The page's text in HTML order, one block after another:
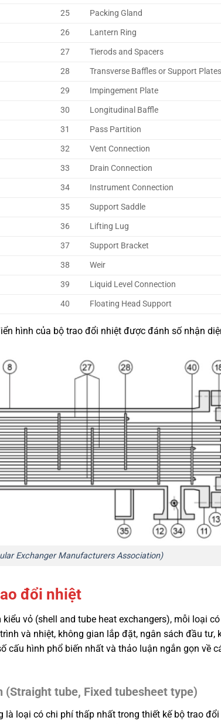
25
Packing Gland
26
Lantern Ring
27
Tierods and Spacers
28
Transverse Baffles or Support Plates
29
Impingement Plate
30
Longitudinal Baffle
31
Pass Partition
32
Vent Connection
33
Drain Connection
34
Instrument Connection
35
Support Saddle
36
Lifting Lug
37
Support Bracket
38
Weir
39
Liquid Level Connection
40 Floating Head Support
hình của bộ trao đổi nhiệt được đánh số nhận
Exchanger Manufacturers Association)
đổi nhiệt
vỏ (shell and tube heat exchangers), mỗi loại
và nhiệt, không gian lắp đặt, ngân sách đầu tư,
cấu hình phổ biến nhất và thảo luận ngắn gọn về
tube, Fixed tubesheet type)
loại có chi phí thấp nhất trong thiết kế bộ trao